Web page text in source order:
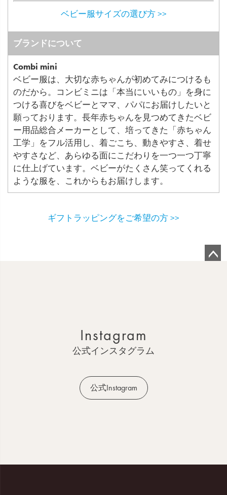
ベビー服サイズの選び方 >>
ブランドについて
Combi mini
ベビー服は、大切な赤ちゃんが初めてみにつけるも
のだから。コンビミニは「本当にいいもの」を身に
つける喜びをベビーとママ、パパにお届けしたいと
願っております。長年赤ちゃんを見つめてきたベビ
ー用品総合メーカーとして、培ってきた「赤ちゃん
工学」をフル活用し、着ごこち、動きやすさ、着せ
やすさなど、あらゆる面にこだわりを一つ一つ丁寧
に仕上げています。ベビーがたくさん笑ってくれる
ような服を、これからもお届けします。
ギフトラッピングをご希望の方 >>
Instagram
公式インスタグラム
公式Instagram